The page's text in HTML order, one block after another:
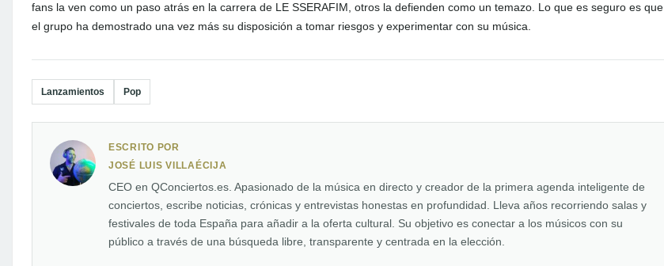
fans la ven como un paso atrás en la carrera de LE SSERAFIM, otros la defienden como un temazo. Lo que es seguro es que
el grupo ha demostrado una vez más su disposición a tomar riesgos y experimentar con su música.
Lanzamientos Pop
ESCRITO POR
JOSÉ LUIS VILLAÉCIJA
CEO en QConciertos.es. Apasionado de la música en directo y creador de la primera agenda inteligente de
conciertos, escribe noticias, crónicas y entrevistas honestas en profundidad. Lleva años recorriendo salas y
festivales de toda España para añadir a la oferta cultural. Su objetivo es conectar a los músicos con su
público a través de una búsqueda libre, transparente y centrada en la elección.